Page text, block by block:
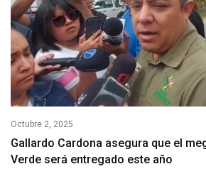
Octubre 2, 2025
Gallardo Cardona asegura que el
Verde será entregado este año